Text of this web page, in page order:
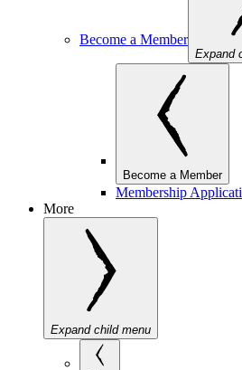
Become a Member
Expand
Become a Member
Membership
More
Expand child menu